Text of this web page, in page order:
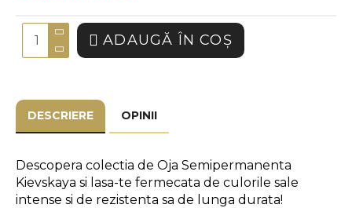
ADAUGĂ ÎN COŞ
DESCRIERE OPINII
Descopera colectia de Oja Semipermanenta
Kievskaya si lasa-te fermecata de culorile sale
intense si de rezistenta sa de lunga durata!